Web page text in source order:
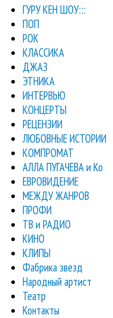
ГУРУ КЕН ШОУ:::
ПОП
РОК
КЛАССИКА
ДЖАЗ
ЭТНИКА
ИНТЕРВЬЮ
КОНЦЕРТЫ
РЕЦЕНЗИИ
ЛЮБОВНЫЕ ИСТОРИИ
КОМПРОМАТ
АЛЛА ПУГАЧЕВА и Ко
ЕВРОВИДЕНИЕ
МЕЖДУ ЖАНРОВ
ПРОФИ
ТВ и РАДИО
КИНО
КЛИПЫ
Фабрика звезд
Народный артист
Театр
Контакты